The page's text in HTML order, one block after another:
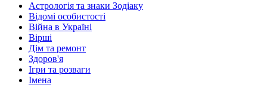
Астрологія та знаки Зодіаку
Відомі особистості
Війна в Україні
Вірші
Дім та ремонт
Здоров'я
Ігри та розваги
Імена